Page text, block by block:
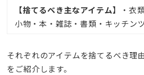
【捨てるべき主なアイテム】
・衣
小物・本・雑誌・書類・キッチン
それぞれのアイテムを捨てるべき理
をご紹介します。